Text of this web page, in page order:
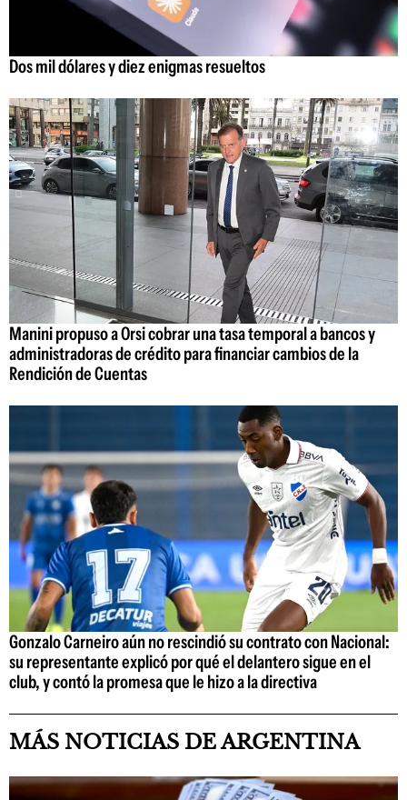
Dos mil dólares y diez enigmas resueltos
Manini propuso a Orsi cobrar una tasa temporal a bancos y
administradoras de crédito para financiar cambios de la
Rendición de Cuentas
Gonzalo Carneiro aún no rescindió su contrato con Nacional:
su representante explicó por qué el delantero sigue en el
club, y contó la promesa que le hizo a la directiva
MÁS NOTICIAS DE ARGENTINA